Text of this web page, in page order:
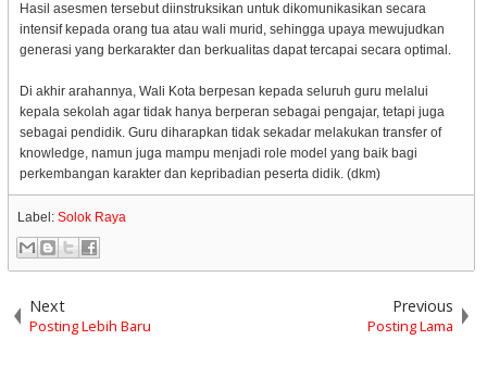
Hasil asesmen tersebut diinstruksikan untuk dikomunikasikan secara
intensif kepada orang tua atau wali murid, sehingga upaya mewujudkan
generasi yang berkarakter dan berkualitas dapat tercapai secara optimal.
Di akhir arahannya, Wali Kota berpesan kepada seluruh guru melalui
kepala sekolah agar tidak hanya berperan sebagai pengajar, tetapi juga
sebagai pendidik. Guru diharapkan tidak sekadar melakukan transfer of
knowledge, namun juga mampu menjadi role model yang baik bagi
perkembangan karakter dan kepribadian peserta didik. (dkm)
Label: Solok Raya
Next
Posting Lebih Baru
Previous
Posting Lama